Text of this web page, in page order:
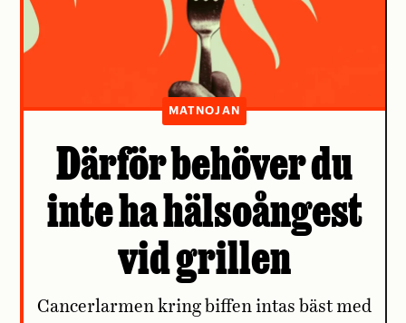
MATNOJAN
Därför behöver du
inte ha hälsoångest
vid grillen
Cancerlarmen kring biffen intas bäst med